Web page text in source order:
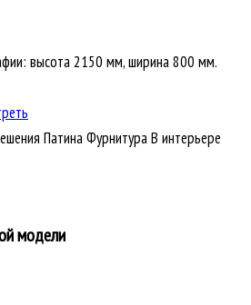
высота 2150 мм, ширина 800 мм.
ПатинаФурнитураВ интерьере
модели